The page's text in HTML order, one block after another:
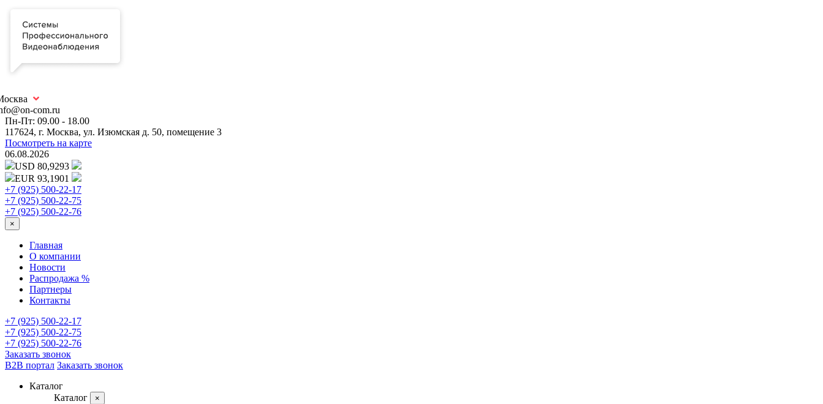
com.ru
Пн-Пт: 09.00 - 18.00
117624, г. Москва, ул. Изюмская д. 50, помещение 3
Посмотреть на карте
06.08.2026
USD 80,9293
EUR 93,1901
+7 (925) 500-22-17
+7 (925) 500-22-75
+7 (925) 500-22-76
×
Главная
О компании
Новости
Распродажа %
Партнеры
Контакты
+7 (925) 500-22-17
+7 (925) 500-22-75
+7 (925) 500-22-76
Заказать звонок
B2B портал Заказать звонок
Каталог
Каталог
×